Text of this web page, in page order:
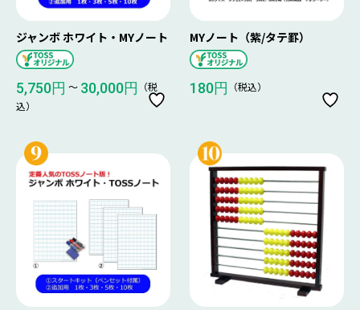
ジャンボ ホワイト・MYノート
5,750円 〜 30,000円 （税
込）
MYノート（紫/タテ罫）
180円 （税込）